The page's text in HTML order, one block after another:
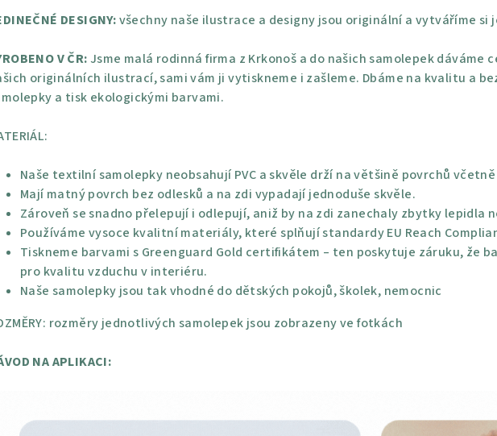
DESIGNY:všechny naše ilustrace a designy jsou originální a vytváříme si
V ČR:Jsme malá rodinná firma z Krkonoš a do našich samolepek dáváme
originálních ilustrací, sami vám ji vytiskneme i zašleme. Dbáme na kvalitu a
a tisk ekologickými barvami.
Naše textilní samolepky neobsahují PVC a skvěle drží na většině povrchů
Mají matný povrch bez odlesků a na zdi vypadají jednoduše skvěle.
Zároveň se snadno přelepují i odlepují, aniž by na zdi zanechaly zbytky lepidla
Používáme vysoce kvalitní materiály, které splňují standardy EU Reach
Tiskneme barvami s Greenguard Gold certifikátem – ten poskytuje záruku, že
pro kvalitu vzduchu v interiéru.
Naše samolepky jsou tak vhodné do dětských pokojů, školek, nemocnic
rozměry jednotlivých samolepek jsou zobrazeny ve fotkách
NA APLIKACI: